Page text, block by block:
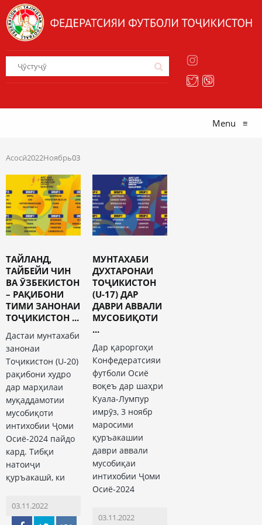
Menu ≡
Асосӣ2022Ноябрь03
ТАЙЛАНД,
ТАЙБЕЙИ ЧИН
ВА ӮЗБЕКИСТОН
– РАҚИБОНИ
ТИМИ ЗАНОНАИ
ТОҶИКИСТОН ...
Дастаи мунтахаби
занонаи
Тоҷикистон (U-20)
рақибони худро
дар марҳилаи
муқаддамотии
мусобиқоти
интихобии Ҷоми
Осиё-2024 пайдо
кард. Тибқи
натоиҷи
қуръакашӣ, ки
03.11.2022
МУНТАХАБИ
ДУХТАРОНАИ
ТОҶИКИСТОН
(U-17) ДАР
ДАВРИ АВВАЛИ
МУСОБИҚОТИ
...
Дар қароргоҳи
Конфедератсияи
футболи Осиё
воқеъ дар шаҳри
Куала-Лумпур
имрӯз, 3 ноябр
маросими
қуръакашии
даври аввали
мусобиқаи
интихобии Ҷоми
Осиё-2024
03.11.2022